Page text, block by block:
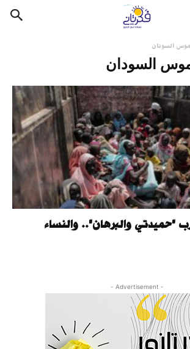
السودان
السودان
"حميدتي والبرهان".. والنساء
- Advertisement -